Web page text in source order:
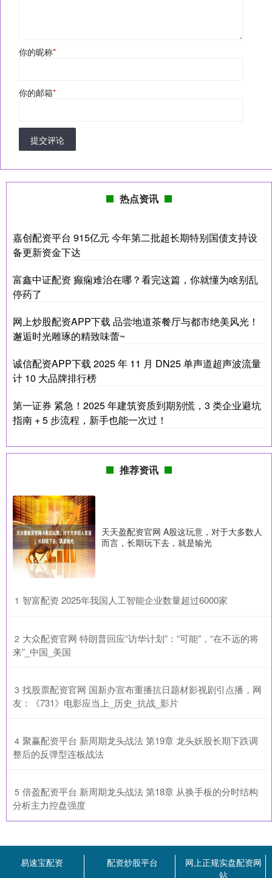
你的昵称*
你的邮箱*
提交评论
热点资讯
嘉创配资平台 915亿元 今年第二批超长期特别国债支持设
备更新资金下达
富鑫中证配资 癫痫难治在哪？看完这篇，你就懂为啥别乱
停药了
网上炒股配资APP下载 品尝地道茶餐厅与都市绝美风光！
邂逅时光雕琢的精致味蕾~
诚信配资APP下载 2025 年 11 月 DN25 单声道超声波流量
计 10 大品牌排行榜
第一证券 紧急！2025 年建筑资质到期别慌，3 类企业避坑
指南 + 5 步流程，新手也能一次过！
推荐资讯
天天盈配资官网 A股这玩意，对于大多数人
而言，长期玩下去，就是输光
1 ​智富配资 2025年我国人工智能企业数量超过6000家
2 ​大众配资官网 特朗普回应“访华计划”：“可能”，“在不远的将
来”_中国_美国
3 ​找股票配资官网 国新办宣布重播抗日题材影视剧引点播，网
友：《731》电影应当上_历史_抗战_影片
4 ​聚赢配资平台 新周期龙头战法 第19章 龙头妖股长期下跌调
整后的反弹型连板战法
5 ​倍盈配资平台 新周期龙头战法 第18章 从换手板的分时结构
分析主力控盘强度
易速宝配资 配资炒股平台
网上正规实盘配资网
站